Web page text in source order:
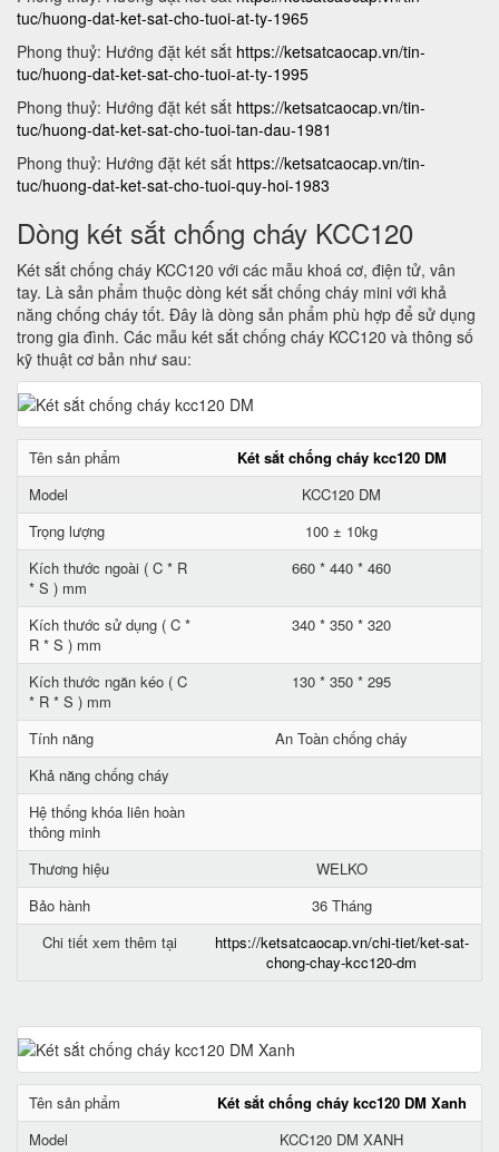
tuc/huong-dat-ket-sat-cho-tuoi-at-ty-1965
Phong thuỷ: Hướng đặt két sắt https://ketsatcaocap.vn/tin-
tuc/huong-dat-ket-sat-cho-tuoi-at-ty-1995
Phong thuỷ: Hướng đặt két sắt https://ketsatcaocap.vn/tin-
tuc/huong-dat-ket-sat-cho-tuoi-tan-dau-1981
Phong thuỷ: Hướng đặt két sắt https://ketsatcaocap.vn/tin-
tuc/huong-dat-ket-sat-cho-tuoi-quy-hoi-1983
Dòng két sắt chống cháy KCC120
Két sắt chống cháy KCC120 với các mẫu khoá cơ, điện tử, vân
tay. Là sản phẩm thuộc dòng két sắt chống cháy mini với khả
năng chống cháy tốt. Đây là dòng sản phẩm phù hợp để sử dụng
trong gia đình. Các mẫu két sắt chống cháy KCC120 và thông số
kỹ thuật cơ bản như sau:
Tên sản phẩm
Két sắt chống cháy kcc120 DM
Model
KCC120 DM
Trọng lượng
100 ± 10kg
Kích thước ngoài ( C * R
* S ) mm
660 * 440 * 460
Kích thước sử dụng ( C *
R * S ) mm
340 * 350 * 320
Kích thước ngăn kéo ( C
* R * S ) mm
130 * 350 * 295
Tính năng
An Toàn chống cháy
Khả năng chống cháy
Hệ thống khóa liên hoàn
thông minh
Thương hiệu
WELKO
Bảo hành
36 Tháng
Chi tiết xem thêm tại
https://ketsatcaocap.vn/chi-tiet/ket-sat-
chong-chay-kcc120-dm
Tên sản phẩm
Két sắt chống cháy kcc120 DM Xanh
Model
KCC120 DM XANH